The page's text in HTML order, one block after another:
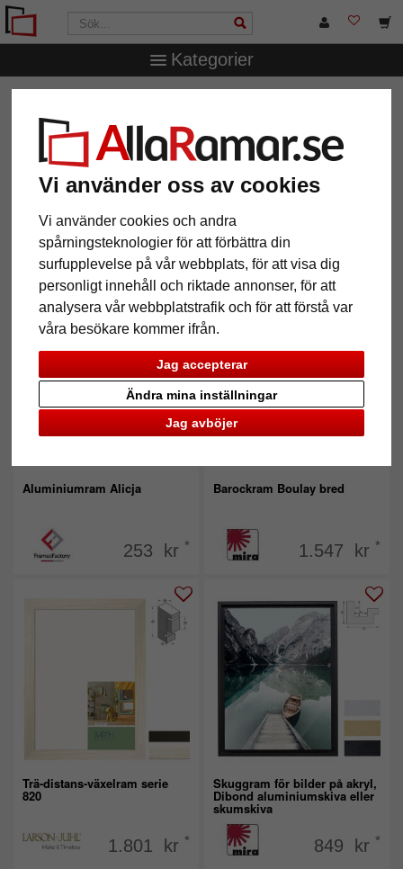
Vi använder oss av cookies
Vi använder cookies och andra
spårningsteknologier för att förbättra din
surfupplevelse på vår webbplats, för att visa dig
personligt innehåll och riktade annonser, för att
analysera vår webbplatstrafik och för att förstå var
våra besökare kommer ifrån.
Jag accepterar
Jag avböjer
Ändra mina inställningar
Kategorier
12 Artiklar Populärast
Grid
Aluminiumram Alicja
253 kr *
Barockram Boulay bred
1.547 kr *
Trä-distans-växelram serie
820
1.801 kr *
Skuggram för bilder på akryl,
Dibond aluminiumskiva eller
skumskiva
849 kr *